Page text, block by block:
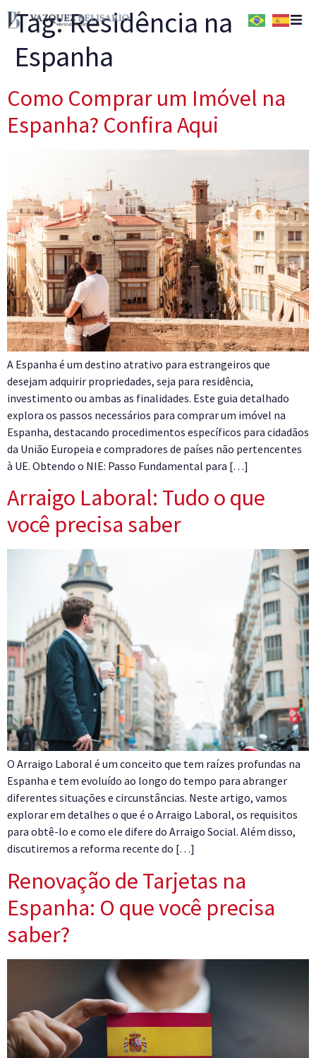
Home
Quem Somos
Serviços
Tag:Residência na
Espanha
Como Comprar um Imóvel na
Espanha? Confira Aqui
A Espanha é um destino atrativo para estrangeiros que
desejam adquirir propriedades, seja para residência,
investimento ou ambas as finalidades. Este guia detalhado
explora os passos necessários para comprar um imóvel na
Espanha, destacando procedimentos específicos para cidadãos
da União Europeia e compradores de países não pertencentes
à UE. Obtendo o NIE: Passo Fundamental para […]
Arraigo Laboral: Tudo o que
você precisa saber
O Arraigo Laboral é um conceito que tem raízes profundas na
Espanha e tem evoluído ao longo do tempo para abranger
diferentes situações e circunstâncias. Neste artigo, vamos
explorar em detalhes o que é o Arraigo Laboral, os requisitos
para obtê-lo e como ele difere do Arraigo Social. Além disso,
discutiremos a reforma recente do […]
Renovação de Tarjetas na
Espanha: O que você precisa
saber?